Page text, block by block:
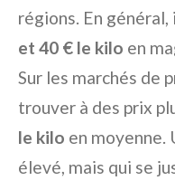
régions. En
et 40 € le kilo en
Sur les marchés de
trouver à des prix
le kilo en moyenne.
élevé, mais qui se